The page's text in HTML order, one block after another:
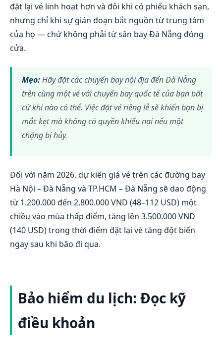
đặt lại vé linh hoạt hơn và đôi khi có phiếu khách sạn,
nhưng chỉ khi sự gián đoạn bắt nguồn từ trung tâm
của họ — chứ không phải từ sân bay Đà Nẵng đóng
cửa.
Mẹo:Hãy đặt các chuyến bay nội địa đến Đà Nẵng
trên cùng một vé với chuyến bay quốc tế của bạn bất
cứ khi nào có thể. Việc đặt vé riêng lẻ sẽ khiến bạn bị
mắc kẹt mà không có quyền khiếu nại nếu một
chặng bị hủy.
Đối với năm 2026, dự kiến giá vé trên các đường bay
Hà Nội – Đà Nẵng và TP.HCM – Đà Nẵng sẽ dao động
từ 1.200.000 đến 2.800.000 VND (48–112 USD) một
chiều vào mùa thấp điểm, tăng lên 3.500.000 VND
(140 USD) trong thời điểm đặt lại vé tăng đột biến
ngay sau khi bão đi qua.
Bảo hiểm du lịch: Đọc kỹ
điều khoản